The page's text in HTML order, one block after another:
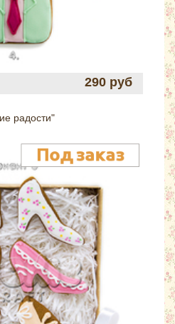
290 руб
радости"